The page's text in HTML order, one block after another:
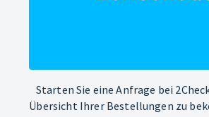
Starten Sie eine Anfrage bei
Übersicht Ihrer Bestellungen zu